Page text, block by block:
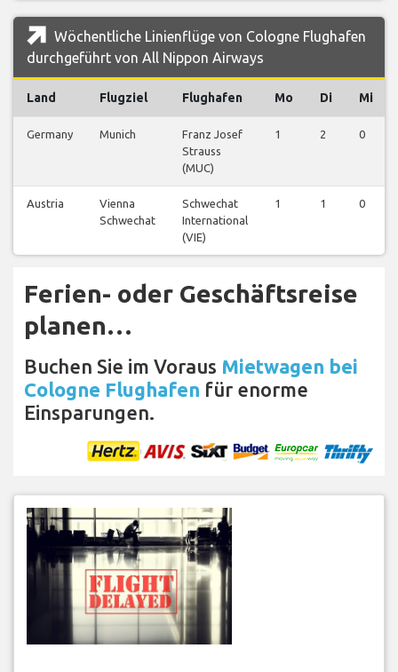
Wöchentliche Linienflüge von Cologne Flughafen
durchgeführt von All Nippon Airways
Land Flugziel Flughafen Mo Di Mi
Germany Munich
Franz Josef
Strauss
(MUC)
1 2 0
Austria
Vienna
Schwechat
Schwechat
International
(VIE)
1 1 0
Ferien- oder Geschäftsreise
planen…
Buchen Sie im Voraus Mietwagen bei
Cologne Flughafen für enorme
Einsparungen.